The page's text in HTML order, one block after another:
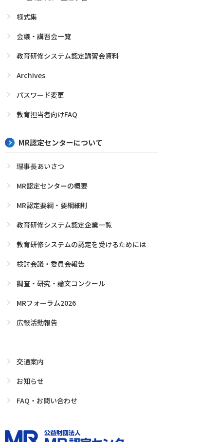
様式集
会議・講習会一覧
教育研修システム認定講習会資料
Archives
パスワード変更
教育担当者向けFAQ
MR認定センターについて
理事長あいさつ
MR認定センターの概要
MR認定要綱・要綱細則
教育研修システム認定企業一覧
教育研修システムの認定を受けるためには
検討会議・委員会報告
調査・研究・論文コンクール
MRフォーラム2026
広報活動報告
交通案内
お知らせ
FAQ・お問い合わせ